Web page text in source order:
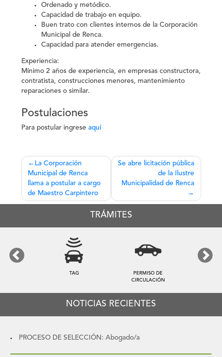
Ordenado y metódico.
Capacidad de trabajo en equipo.
Buen trato con clientes internos de la Corporación
Municipal de Renca.
Capacidad para atender emergencias.
Experiencia:
Mínimo 2 años de experiencia, en empresas constructora,
contratista, construcciones menores, mantenimiento
reparaciones o similar.
Postulaciones
Para postular ingrese aquí
Navegación
de
entradas
La Corporación
Municipal de Renca
llama a postular a cargo
de Maestro Carpintero
Se abre licitación pública
de la Ilustre
Municipalidad de Renca
TRÁMITES
TAG
PERMISO DE
CIRCULACIÓN
Previous Next
NOTICIAS RECIENTES
PROCESO DE SELECCIÓN: Abogado/a